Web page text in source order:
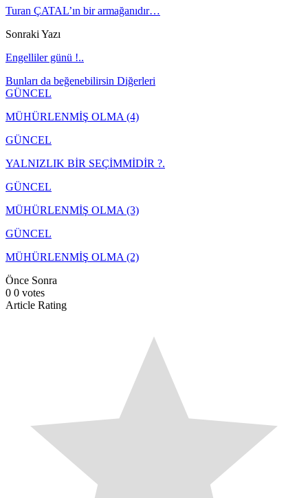
Turan ÇATAL’ın bir armağanıdır…
Sonraki Yazı
Engelliler günü !..
Bunları da beğenebilirsin Diğerleri
GÜNCEL
MÜHÜRLENMİŞ OLMA (4)
GÜNCEL
YALNIZLIK BİR SEÇİMMİDİR ?.
GÜNCEL
MÜHÜRLENMİŞ OLMA (3)
GÜNCEL
MÜHÜRLENMİŞ OLMA (2)
Önce Sonra
0 0 votes
Article Rating